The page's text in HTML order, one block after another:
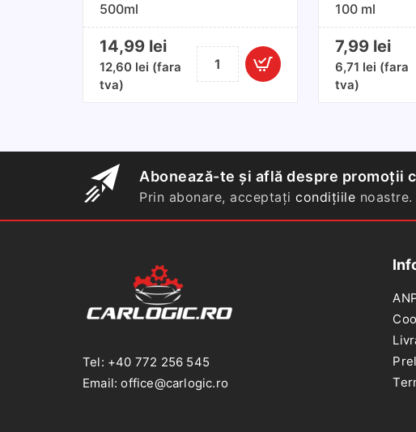
500ml
14,99 lei
12,60 lei (fara
tva)
Cantitate
Solutie
100 ml
7,99 lei
6,71 lei (fara
tva)
Abonează-te și află despre promoții
Prin abonare, acceptați condițiile noastre.
Tel: +40 772 256 545
Email: office@carlogic.ro